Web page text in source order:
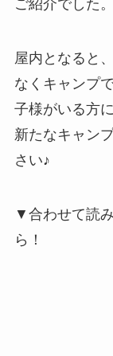
ご紹介でした。
屋内となると
なくキャンプ
子様がいる方
新たなキャン
さい♪
▼合わせて読
ら！